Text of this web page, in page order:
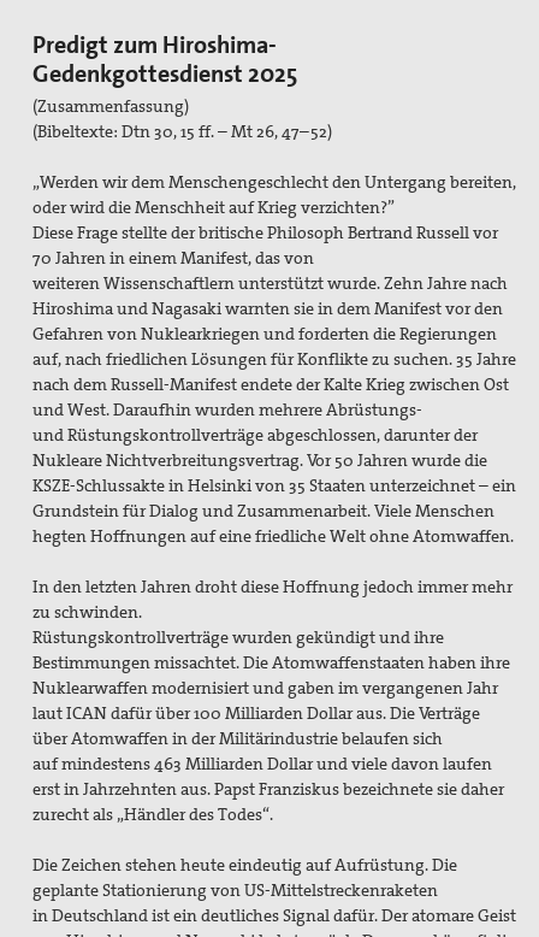
Predigt zum Hiroshima-
Gedenkgottesdienst 2025
(Zusammenfassung)
(Bibeltexte: Dtn 30, 15 ff. – Mt 26,47–52)
„Werden wir dem Menschengeschlechtden Untergang bereiten,
oder wird dieMenschheit auf Krieg verzichten?”
Diese Frage stellte der britische PhilosophBertrand Russell vor
70 Jahrenin einem Manifest, das von
weiterenWissenschaftlern unterstützt wurde.Zehn Jahre nach
Hiroshima und Nagasakiwarnten sie in dem Manifestvor den
Gefahren von Nuklearkriegenund forderten die Regierungen
auf,nach friedlichen Lösungen für Konflikte zu suchen. 35 Jahre
nach demRussell-Manifest endete der KalteKrieg zwischen Ost
und West. Daraufhinwurden mehrere Abrüstungs-
undRüstungskontrollverträge abgeschlossen,darunter der
Nukleare Nichtverbreitungsvertrag.Vor 50 Jahren wurdedie
KSZE-Schlussakte in Helsinki von35 Staaten unterzeichnet – ein
Grundsteinfür Dialog und Zusammenarbeit.Viele Menschen
hegten Hoffnungenauf eine friedliche Welt ohne Atomwaffen.
In den letzten Jahren droht diese Hoffnungjedoch immer mehr
zu schwinden.
Rüstungskontrollverträgewurdengekündigt und ihre
Bestimmungenmissachtet. Die Atomwaffenstaatenhaben ihre
Nuklearwaffen modernisiertund gaben im vergangenen Jahr
lautICAN dafür über 100 Milliarden Dollaraus. Die Verträge
über Atomwaffen inder Militärindustrie belaufen sich
aufmindestens 463 Milliarden Dollar undviele davon laufen
erst in Jahrzehntenaus. Papst Franziskus bezeichnetesie daher
zurecht als „Händler des Todes“.
Die Zeichen stehen heute eindeutigauf Aufrüstung. Die
geplante Stationierungvon US-Mittelstreckenraketen
inDeutschland ist ein deutliches Signaldafür. Der atomare Geist